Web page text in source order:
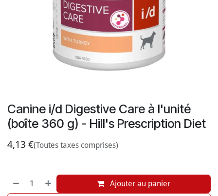
Canine i/d Digestive Care à l'unité
(boîte 360 g) - Hill's Prescription Diet
4,13 €(Toutes taxes comprises)
Ajouter au panier